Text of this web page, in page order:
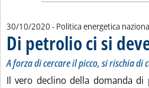
30/10/2020 - Politica energetica
Di petrolio ci si
A forza di cercare il picco, si rischia di
Il vero declino della domanda